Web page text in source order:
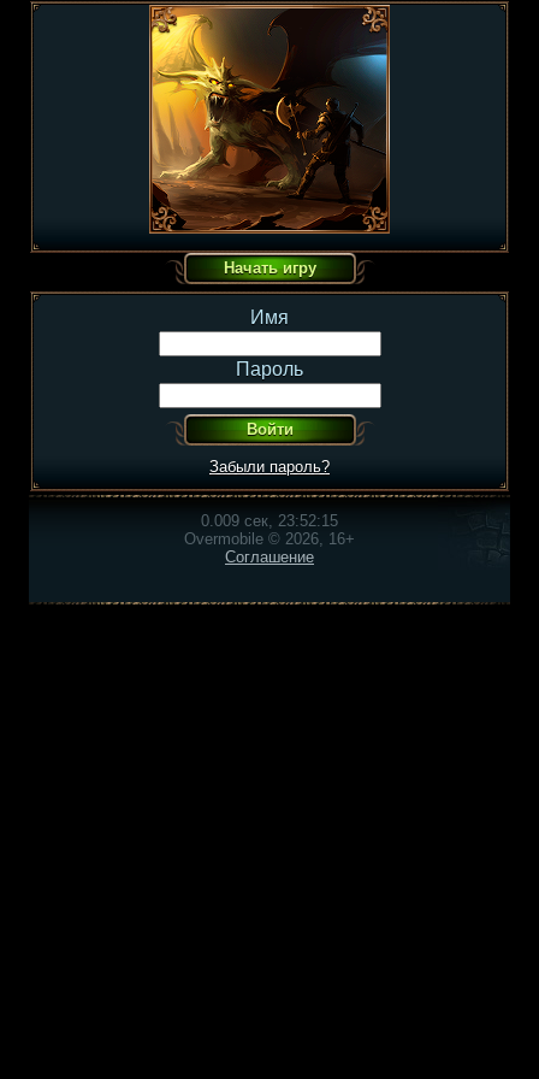
Имя
Пароль
Забыли пароль?
0.009 сек, 23:52:15
Overmobile © 2026, 16+
Соглашение